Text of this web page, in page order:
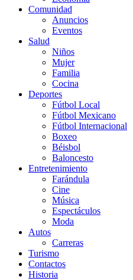
Comunidad
Anuncios
Eventos
Salud
Niños
Mujer
Familia
Cocina
Deportes
Fútbol Local
Fútbol Mexicano
Fútbol Internacional
Boxeo
Béisbol
Baloncesto
Entretenimiento
Farándula
Cine
Música
Espectáculos
Moda
Autos
Carreras
Turismo
Contactos
Historia